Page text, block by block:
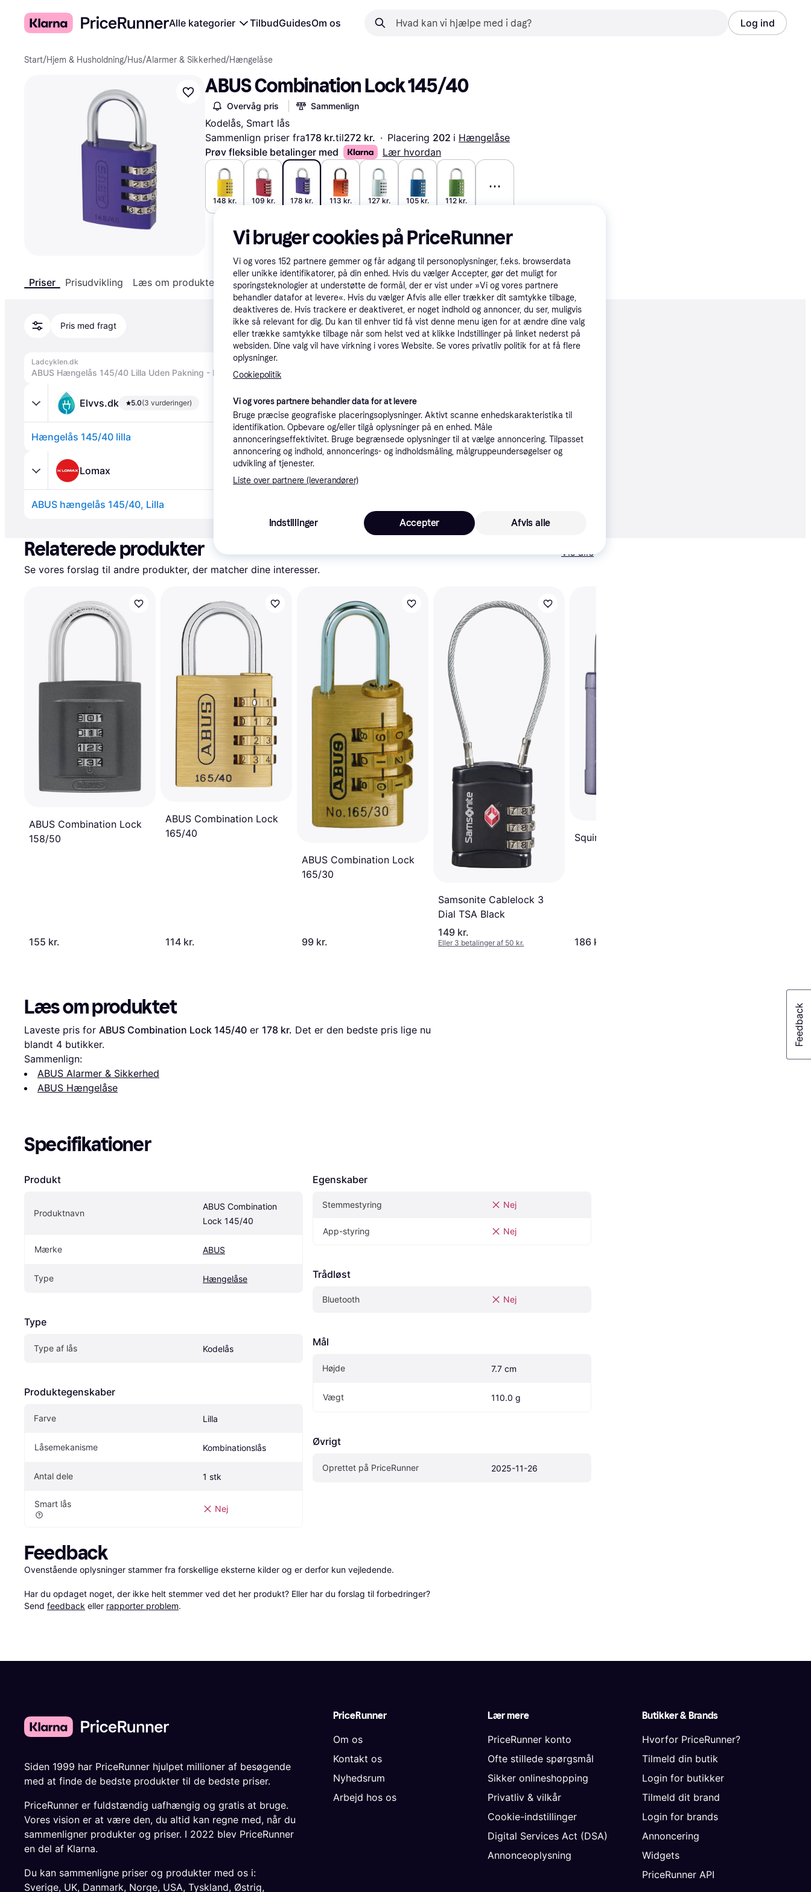
Alle kategorier TilbudGuidesOm os Log ind
Start/Hjem & Husholdning/Hus/Alarmer & Sikkerhed/Hængelåse
ABUS Combination Lock 145/40
Overvåg pris Sammenlign
Kodelås, Smart lås
Sammenlign priser fra178 kr.til272 kr. · Placering 202 i Hængelåse
Prøv fleksible betalinger med
Lær hvordan
148 kr. 109 kr. 178 kr. 113 kr. 127 kr. 105 kr. 112 kr.
Priser Prisudvikling Læs om produktet Specifikationer
Pris med fragt Promoveret
Ladcyklen.dk
Elvvs.dk 5.0(3 vurderinger)
Hængelås 145/40 lilla 49 kr. fragt,1-3 dage272 kr.
Lomax
ABUS hængelås 145/40, Lilla
Relaterede produkter
Vis alle
Se vores forslag til andre produkter, der matcher dine interesser.
ABUS Combination Lock
158/50
155 kr.
ABUS Combination Lock
165/40
114 kr.
ABUS Combination Lock
165/30
99 kr.
Samsonite Cablelock 3
Dial TSA Black
149 kr.
Eller 3 betalinger af 50 kr.
Squire CP40 40mm
186 kr.
Læs om produktet
Laveste pris for ABUS Combination Lock 145/40 er 178 kr. Det er den bedste pris lige nu
blandt 4 butikker.
Sammenlign:
ABUS Alarmer & Sikkerhed
ABUS Hængelåse
Specifikationer
Produkt
Produktnavn
ABUS Combination
Lock 145/40
Mærke ABUS
Type Hængelåse
Type
Type af lås Kodelås
Produktegenskaber
Farve Lilla
Låsemekanisme Kombinationslås
Antal dele 1 stk
Smart lås Nej
Egenskaber
Stemmestyring Nej
App-styring Nej
Trådløst
Bluetooth Nej
Mål
Højde 7.7 cm
Vægt 110.0 g
Øvrigt
Oprettet på PriceRunner 2025-11-26
Feedback
Ovenstående oplysninger stammer fra forskellige eksterne kilder og er derfor kun vejledende.
Har du opdaget noget, der ikke helt stemmer ved det her produkt? Eller har du forslag til forbedringer?
Send feedback eller rapporter problem.
PriceRunner
Om os
Kontakt os
Nyhedsrum
Arbejd hos os
Lær mere
PriceRunner konto
Ofte stillede spørgsmål
Sikker onlineshopping
Privatliv & vilkår
Cookie-indstillinger
Digital Services Act (DSA)
Annonceoplysning
Butikker & Brands
Hvorfor PriceRunner?
Tilmeld din butik
Login for butikker
Tilmeld dit brand
Login for brands
Annoncering
Widgets
PriceRunner API
Siden 1999 har PriceRunner hjulpet millioner af besøgende
med at finde de bedste produkter til de bedste priser.
PriceRunner er fuldstændig uafhængig og gratis at bruge.
Vores vision er at være den, du altid kan regne med, når du
sammenligner produkter og priser. I 2022 blev PriceRunner
en del af Klarna.
Du kan sammenligne priser og produkter med os i:
Sverige, UK, Danmark, Norge, USA, Tyskland, Østrig,
Vi bruger cookies på PriceRunner
Vi og vores 152 partnere gemmer og får adgang til personoplysninger, f.eks. browserdata
eller unikke identifikatorer, på din enhed. Hvis du vælger Accepter, gør det muligt for
sporingsteknologier at understøtte de formål, der er vist under »Vi og vores partnere
behandler datafor at levere«. Hvis du vælger Afvis alle eller trækker dit samtykke tilbage,
deaktiveres de. Hvis trackere er deaktiveret, er noget indhold og annoncer, du ser, muligvis
ikke så relevant for dig. Du kan til enhver tid få vist denne menu igen for at ændre dine valg
eller trække samtykke tilbage når som helst ved at klikke Indstillinger på linket nederst på
websiden. Dine valg vil have virkning i vores Website. Se vores privatliv politik for at få flere
oplysninger.
Cookiepolitik
Vi og vores partnere behandler data for at levere
Bruge præcise geografiske placeringsoplysninger. Aktivt scanne enhedskarakteristika til
identifikation. Opbevare og/eller tilgå oplysninger på en enhed. Måle
annonceringseffektivitet. Bruge begrænsede oplysninger til at vælge annoncering. Tilpasset
annoncering og indhold, annoncerings- og indholdsmåling, målgruppeundersøgelser og
udvikling af tjenester.
Liste over partnere (leverandører)
Indstillinger Afvis alle
Accepter